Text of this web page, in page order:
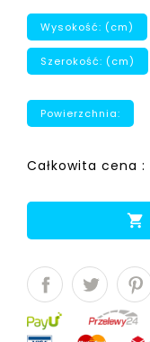
Wysokość: (cm)
Szerokość: (cm)
Powierzchnia:
Całkowita cena :
